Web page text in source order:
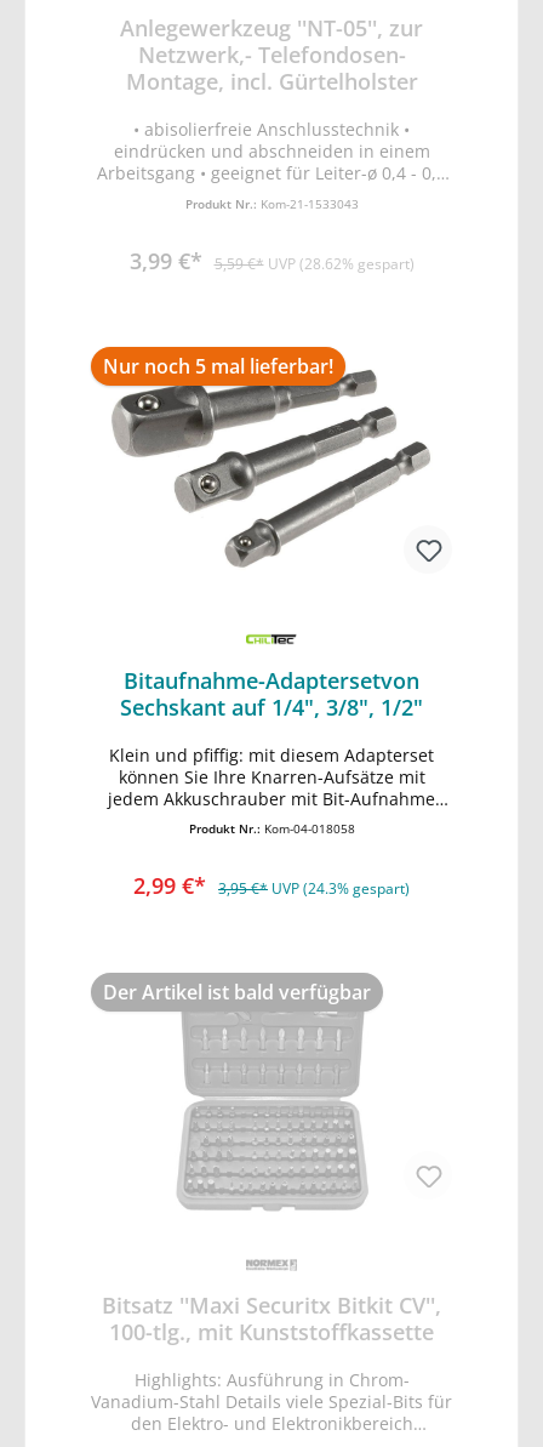
Anlegewerkzeug ''NT-05'', zur
Netzwerk,- Telefondosen-
Montage, incl. Gürtelholster
• abisolierfreie Anschlusstechnik •
eindrücken und abschneiden in einem
Arbeitsgang • geeignet für Leiter-ø 0,4 - 0,6
mm • Abmessungen 37x176x21mm
Produkt Nr.: Kom-21-1533043
3,99 €* 5,59 €* UVP (28.62% gespart)
Nur noch 5 mal lieferbar!
Bitaufnahme-Adaptersetvon
Sechskant auf 1/4", 3/8", 1/2"
Klein und pfiffig: mit diesem Adapterset
können Sie Ihre Knarren-Aufsätze mit
jedem Akkuschrauber mit Bit-Aufnahme
verwenden, Länge 65mm
Produkt Nr.: Kom-04-018058
2,99 €* 3,95 €* UVP (24.3% gespart)
In den Warenkorb
Der Artikel ist bald verfügbar
Bitsatz ''Maxi Securitx Bitkit CV'',
100-tlg., mit Kunststoffkassette
Highlights: Ausführung in Chrom-
Vanadium-Stahl Details viele Spezial-Bits für
den Elektro- und Elektronikbereich